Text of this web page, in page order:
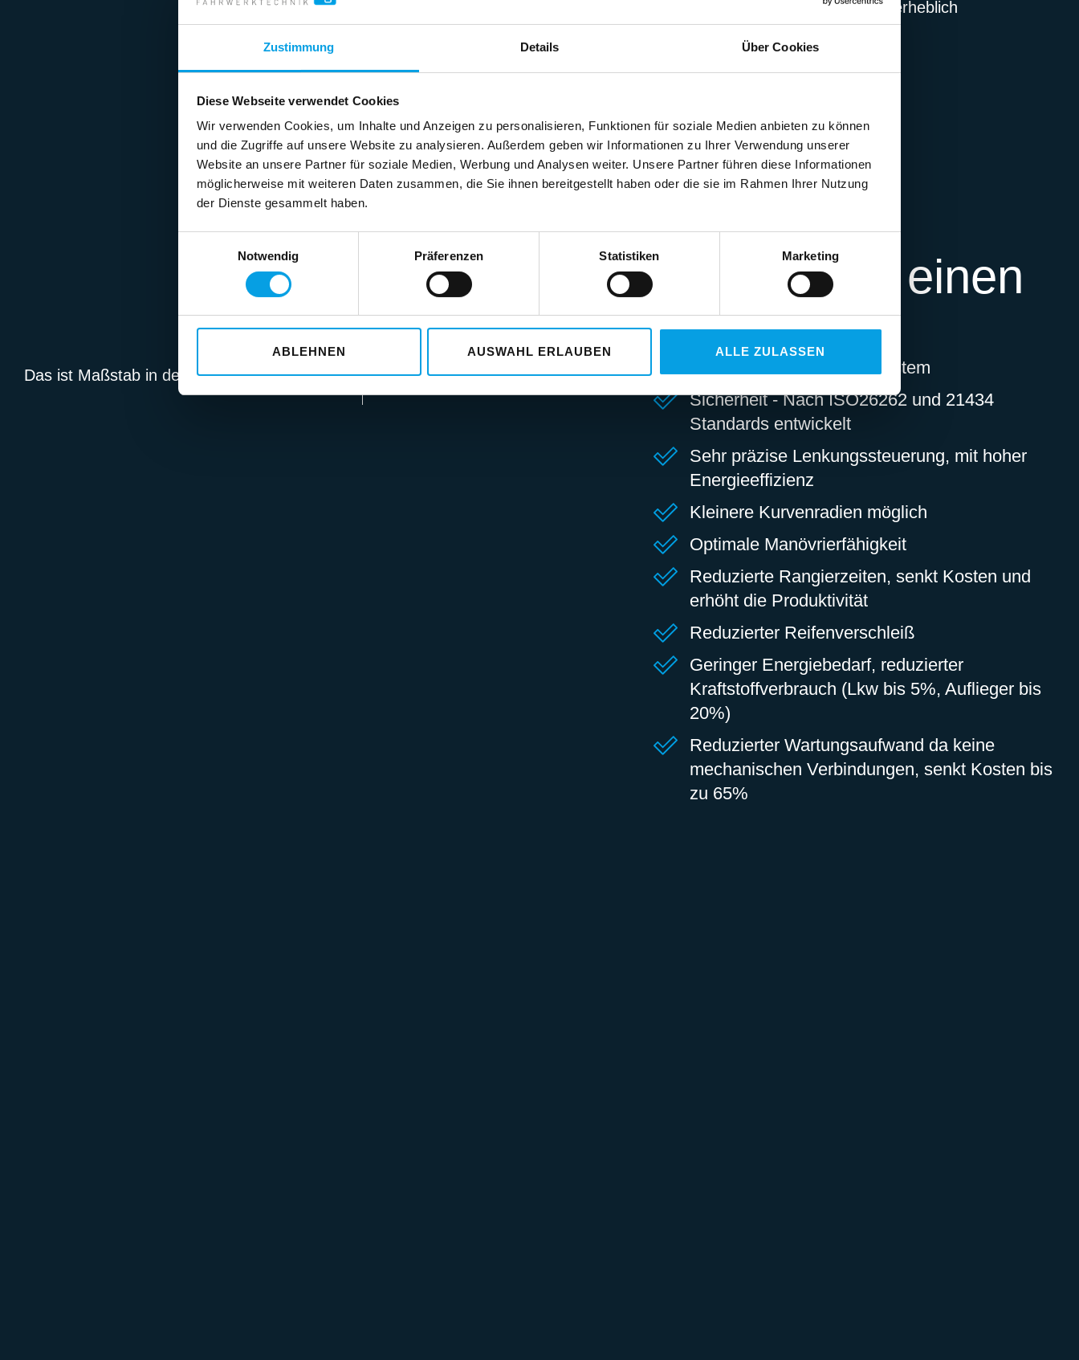
Zustimmung Details Über Cookies
Diese Webseite verwendet Cookies
Wir verwenden Cookies, um Inhalte und Anzeigen zu personalisieren, Funktionen für soziale Medien anbieten zu können
und die Zugriffe auf unsere Website zu analysieren. Außerdem geben wir Informationen zu Ihrer Verwendung unserer
Website an unsere Partner für soziale Medien, Werbung und Analysen weiter. Unsere Partner führen diese Informationen
möglicherweise mit weiteren Daten zusammen, die Sie ihnen bereitgestellt haben oder die sie im Rahmen Ihrer Nutzung
der Dienste gesammelt haben.
Notwendig
Präferenzen Statistiken Marketing
ABLEHNEN AUSWAHL ERLAUBEN ALLE ZULASSEN
Hinzu kommt, dass sich Ihre TCO erheblich
reduzieren lassen.
Das ist Maßstab in der Nutzfahrzeugindustrie
Vorteile auf einen
Blick
Elektro-Motor-Lenkungssystem
Sicherheit - Nach ISO26262 und 21434
Standards entwickelt
Sehr präzise Lenkungssteuerung, mit hoher
Energieeffizienz
Kleinere Kurvenradien möglich
Optimale Manövrierfähigkeit
Reduzierte Rangierzeiten, senkt Kosten und
erhöht die Produktivität
Reduzierter Reifenverschleiß
Geringer Energiebedarf, reduzierter
Kraftstoffverbrauch (Lkw bis 5%, Auflieger bis
20%)
Reduzierter Wartungsaufwand da keine
mechanischen Verbindungen, senkt Kosten bis
zu 65%